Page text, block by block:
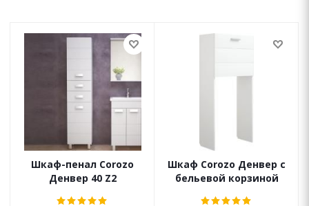
Шкаф-пенал Corozo
Денвер 40 Z2
Шкаф Corozo Денвер с
бельевой корзиной